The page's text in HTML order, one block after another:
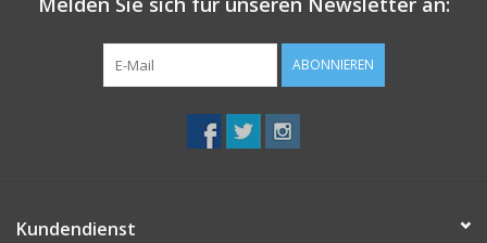
ABONNIEREN
Kundendienst